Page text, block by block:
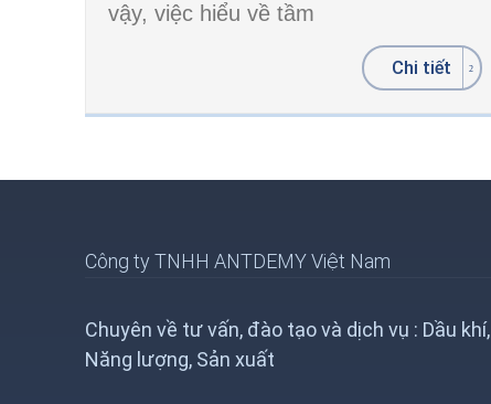
vậy, việc hiểu về tầm
Chi tiết
Công ty TNHH ANTDEMY Việt Nam
Chuyên về tư vấn, đào tạo và dịch vụ : Dầu khí,
Năng lượng, Sản xuất